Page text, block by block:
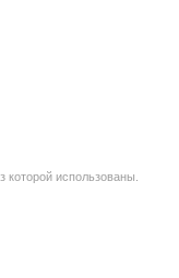
использованы.